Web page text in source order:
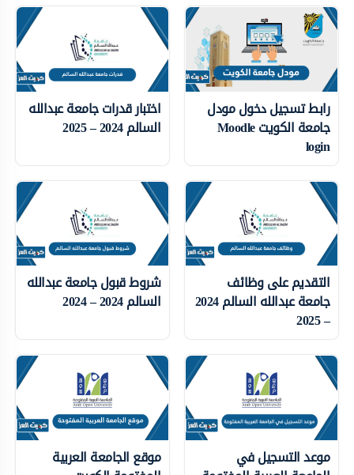
رابط تسجيل دخول مودل
جامعة الكويت Moodle
login
اختبار قدرات جامعة عبدالله
السالم 2024 – 2025
التقديم على وظائف
جامعة عبدالله السالم 2024
– 2025
شروط قبول جامعة عبدالله
السالم 2024 – 2024
موعد التسجيل في موقع الجامعة العربية